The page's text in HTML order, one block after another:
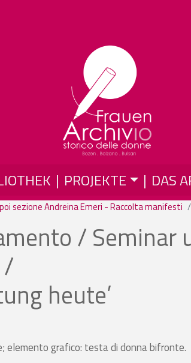
PROJEKTE DAS
sezione Andreina Emeri - Raccolta manifesti
/ Seminar
/
heute’
elemento grafico: testa di donna bifronte.